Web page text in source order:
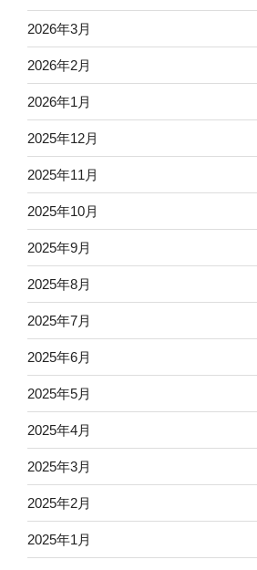
2026年3月
2026年2月
2026年1月
2025年12月
2025年11月
2025年10月
2025年9月
2025年8月
2025年7月
2025年6月
2025年5月
2025年4月
2025年3月
2025年2月
2025年1月